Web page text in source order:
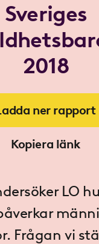
Sveriges
2018
ner rapport
Kopiera länk
LO
Frågan vi